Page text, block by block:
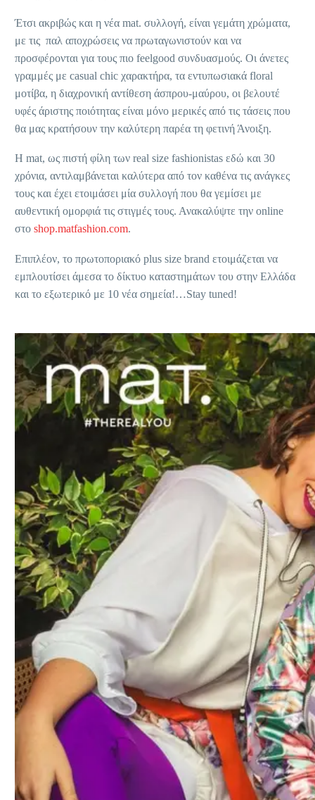
Έτσι ακριβώς και η νέα mat. συλλογή, είναι γεμάτη χρώματα,
με τις παλ αποχρώσεις να πρωταγωνιστούν και να
προσφέρονται για τους πιο feelgood συνδυασμούς. Οι άνετες
γραμμές με casual chic χαρακτήρα, τα εντυπωσιακά floral
μοτίβα, η διαχρονική αντίθεση άσπρου-μαύρου, οι βελουτέ
υφές άριστης ποιότητας είναι μόνο μερικές από τις τάσεις που
θα μας κρατήσουν την καλύτερη παρέα τη φετινή Άνοιξη.
Η mat, ως πιστή φίλη των real size fashionistas εδώ και 30
χρόνια, αντιλαμβάνεται καλύτερα από τον καθένα τις ανάγκες
τους και έχει ετοιμάσει μία συλλογή που θα γεμίσει με
αυθεντική ομορφιά τις στιγμές τους. Ανακαλύψτε την online
στο shop.matfashion.com.
Επιπλέον, το πρωτοποριακό plus size brand ετοιμάζεται να
εμπλουτίσει άμεσα το δίκτυο καταστημάτων του στην Ελλάδα
και το εξωτερικό με 10 νέα σημεία!…Stay tuned!